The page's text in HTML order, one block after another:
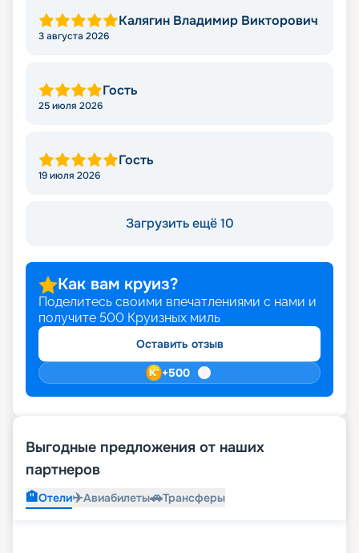
Калягин Владимир Викторович
3 августа 2026
Гость
25 июля 2026
Гость
19 июля 2026
Загрузить ещё 10
Как вам круиз?
Поделитесь своими впечатлениями с нами и
получите 500 Круизных миль
Оставить отзыв
+500
Выгодные предложения от наших
партнеров
🏨Отели✈️Авиабилеты🚗Трансферы